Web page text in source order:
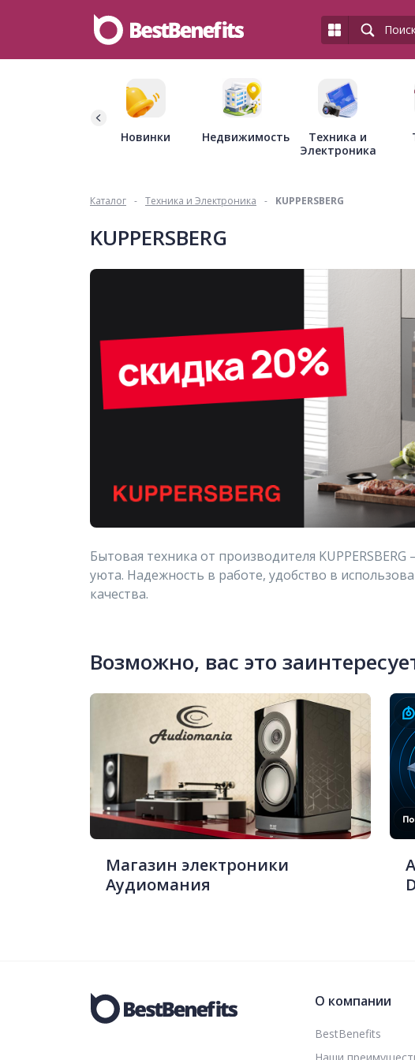
Новинки Недвижимость
Техника и
Электроника
Каталог - Техника и Электроника - KUPPERSBERG
KUPPERSBERG
Бытовая техника от производителя
уюта. Надежность в работе, удобство в
качества.
Возможно, вас это
Магазин электроники
Аудиомания
О компании
BestBenefits